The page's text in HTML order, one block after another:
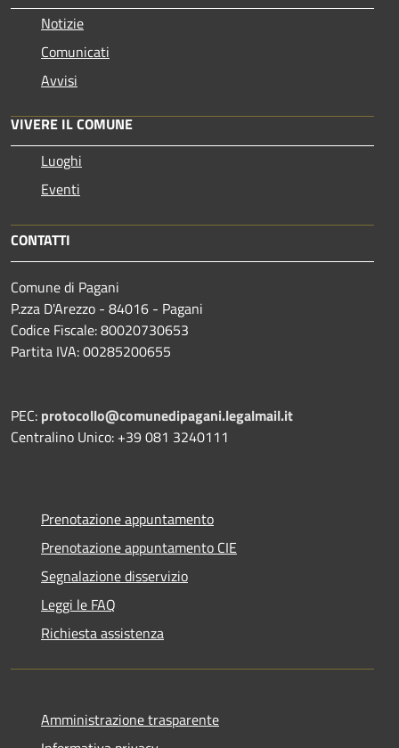
Notizie
Comunicati
Avvisi
VIVERE IL COMUNE
Luoghi
Eventi
CONTATTI
Comune di Pagani
P.zza D'Arezzo - 84016 - Pagani
Codice Fiscale: 80020730653
Partita IVA: 00285200655
PEC: protocollo@comunedipagani.legalmail.it
Centralino Unico: +39 081 3240111
Prenotazione appuntamento
Prenotazione appuntamento CIE
Segnalazione disservizio
Leggi le FAQ
Richiesta assistenza
Amministrazione trasparente